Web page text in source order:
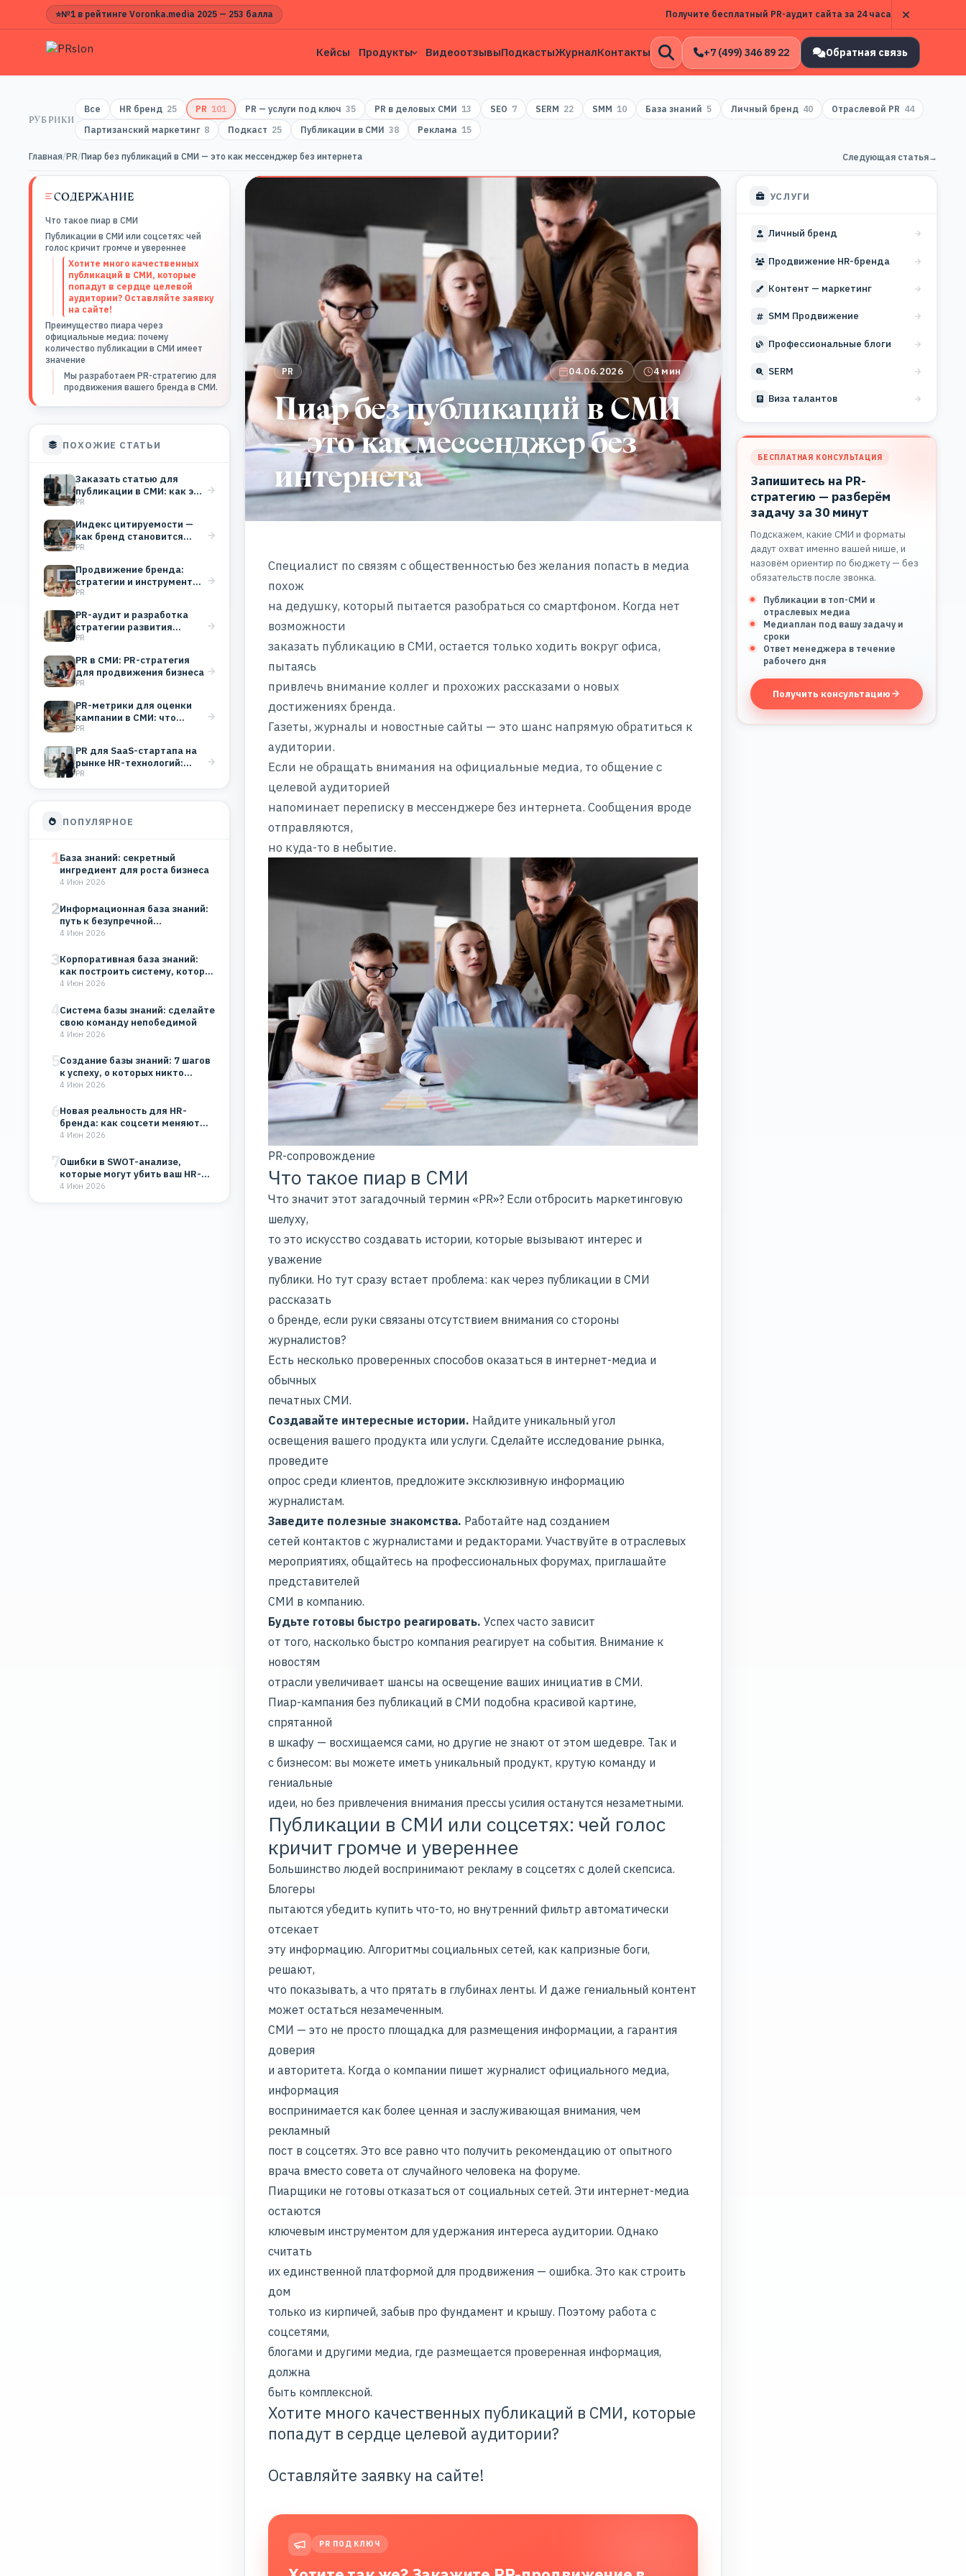
⭐№1 в рейтинге Voronka.media 2025 — 253 балла Получите бесплатный PR-аудит сайта за 24 часа
Кейсы Продукты ВидеоотзывыПодкастыЖурналКонтакты
Открыть
поиск
+7 (499) 346 89 22 Обратная связь
РУБРИКИ
Все HR бренд 25 PR 101 PR — услуги под ключ 35 PR в деловых СМИ 13 SEO 7 SERM 22 SMM 10 База знаний 5 Личный бренд 40 Отраслевой PR 44
Партизанский маркетинг 8 Подкаст 25 Публикации в СМИ 38 Реклама 15
Главная/PR/Пиар без публикаций в СМИ — это как мессенджер без интернета Следующая статья→
СОДЕРЖАНИЕ
Что такое пиар в СМИ
Публикации в СМИ или соцсетях: чей
голос кричит громче и увереннее
Хотите много качественных
публикаций в СМИ, которые
попадут в сердце целевой
аудитории? Оставляйте заявку
на сайте!
Преимущество пиара через
официальные медиа: почему
количество публикации в СМИ имеет
значение
Мы разработаем PR-стратегию для
продвижения вашего бренда в СМИ.
ПОХОЖИЕ СТАТЬИ
Заказать статью для
публикации в СМИ: как это
работает и…
PR
Индекс цитируемости —
как бренд становится
голосом, который
PR
Продвижение бренда:
стратегии и инструменты
для любой отрасли
PR
PR-аудит и разработка
стратегии развития
бизнеса
PR
PR в СМИ: PR-стратегия
для продвижения бизнеса
PR
PR-метрики для оценки
кампании в СМИ: что
измерять и зачем
PR
PR для SaaS-стартапа на
рынке HR-технологий:
стратегия формирования
PR
ПОПУЛЯРНОЕ
1База знаний: секретный
ингредиент для роста бизнеса
4 Июн 2026
2Информационная база знаний:
путь к безупречной
организации
4 Июн 2026
3Корпоративная база знаний:
как построить систему, которая
будет работать на…
4 Июн 2026
4Система базы знаний: сделайте
свою команду непобедимой
4 Июн 2026
5Создание базы знаний: 7 шагов
к успеху, о которых никто…
4 Июн 2026
6Новая реальность для HR-
бренда: как соцсети меняют
восприятие компании
4 Июн 2026
7Ошибки в SWOT-анализе,
которые могут убить ваш HR-
бренд и бизнес
4 Июн 2026
PR 04.06.2026 4 мин
Пиар без публикаций в СМИ
— это как мессенджер без
интернета
Специалист по связям с общественностью без желания попасть в медиа
похож
на дедушку, который пытается разобраться со смартфоном. Когда нет
возможности
заказать публикацию в СМИ, остается только ходить вокруг офиса,
пытаясь
привлечь внимание коллег и прохожих рассказами о новых
достижениях бренда.
Газеты, журналы и новостные сайты — это шанс напрямую обратиться к
аудитории.
Если не обращать внимания на официальные медиа, то общение с
целевой аудиторией
напоминает переписку в мессенджере без интернета. Сообщения вроде
отправляются,
но куда-то в небытие.
PR-сопровождение
Что такое пиар в СМИ
Что значит этот загадочный термин «PR»? Если отбросить маркетинговую
шелуху,
то это искусство создавать истории, которые вызывают интерес и
уважение
публики. Но тут сразу встает проблема: как через публикации в СМИ
рассказать
о бренде, если руки связаны отсутствием внимания со стороны
журналистов?
Есть несколько проверенных способов оказаться в интернет-медиа и
обычных
печатных СМИ.
Создавайте интересные истории. Найдите уникальный угол
освещения вашего продукта или услуги. Сделайте исследование рынка,
проведите
опрос среди клиентов, предложите эксклюзивную информацию
журналистам.
Заведите полезные знакомства. Работайте над созданием
сетей контактов с журналистами и редакторами. Участвуйте в отраслевых
мероприятиях, общайтесь на профессиональных форумах, приглашайте
представителей
СМИ в компанию.
Будьте готовы быстро реагировать. Успех часто зависит
от того, насколько быстро компания реагирует на события. Внимание к
новостям
отрасли увеличивает шансы на освещение ваших инициатив в СМИ.
Пиар-кампания без публикаций в СМИ подобна красивой картине,
спрятанной
в шкафу — восхищаемся сами, но другие не знают от этом шедевре. Так и
с бизнесом: вы можете иметь уникальный продукт, крутую команду и
гениальные
идеи, но без привлечения внимания прессы усилия останутся незаметными.
Публикации в СМИ или соцсетях: чей голос
кричит громче и увереннее
Большинство людей воспринимают рекламу в соцсетях с долей скепсиса.
Блогеры
пытаются убедить купить что-то, но внутренний фильтр автоматически
отсекает
эту информацию. Алгоритмы социальных сетей, как капризные боги,
решают,
что показывать, а что прятать в глубинах ленты. И даже гениальный контент
может остаться незамеченным.
СМИ — это не просто площадка для размещения информации, а гарантия
доверия
и авторитета. Когда о компании пишет журналист официального медиа,
информация
воспринимается как более ценная и заслуживающая внимания, чем
рекламный
пост в соцсетях. Это все равно что получить рекомендацию от опытного
врача вместо совета от случайного человека на форуме.
Пиарщики не готовы отказаться от социальных сетей. Эти интернет-медиа
остаются
ключевым инструментом для удержания интереса аудитории. Однако
считать
их единственной платформой для продвижения — ошибка. Это как строить
дом
только из кирпичей, забыв про фундамент и крышу. Поэтому работа с
соцсетями,
блогами и другими медиа, где размещается проверенная информация,
должна
быть комплексной.
Хотите много качественных публикаций в СМИ, которые
попадут в сердце целевой аудитории?
Оставляйте заявку на сайте!
PR ПОД КЛЮЧ
УСЛУГИ
Личный бренд
Продвижение HR-бренда
Контент — маркетинг
SMM Продвижение
Профессиональные блоги
SERM
Виза талантов
БЕСПЛАТНАЯ КОНСУЛЬТАЦИЯ
Запишитесь на PR-
стратегию — разберём
задачу за 30 минут
Подскажем, какие СМИ и форматы
дадут охват именно вашей нише, и
назовём ориентир по бюджету — без
обязательств после звонка.
Публикации в топ-СМИ и
отраслевых медиа
Медиаплан под вашу задачу и
сроки
Ответ менеджера в течение
рабочего дня
Получить консультацию